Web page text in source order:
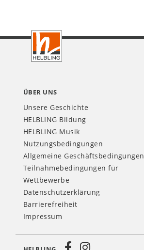
Footer
ÜBER UNS
Unsere Geschichte
HELBLING Bildung
HELBLING Musik
Nutzungsbedingungen
Allgemeine Geschäftsbedingungen
Teilnahmebedingungen für
Wettbewerbe
Datenschutzerklärung
Barrierefreiheit
Impressum